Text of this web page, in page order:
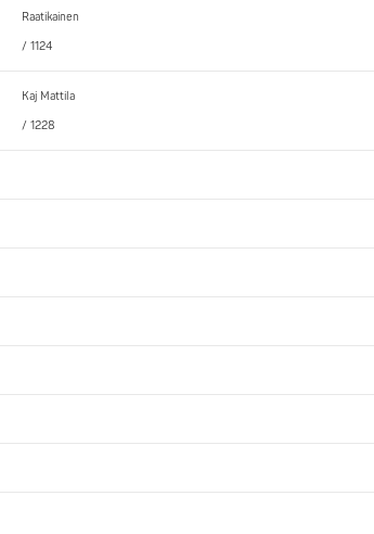
Raatikainen
/ 1124
Kaj Mattila
/ 1228